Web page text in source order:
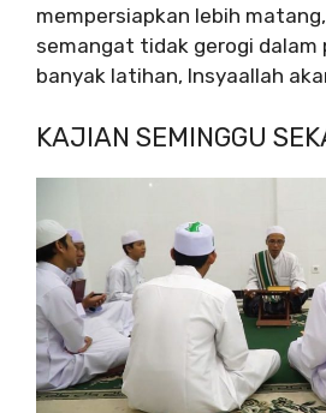
mempersiapkan lebih
semangat tidak gerogi dalam
banyak latihan, Insyaallah
KAJIAN SEMINGGU